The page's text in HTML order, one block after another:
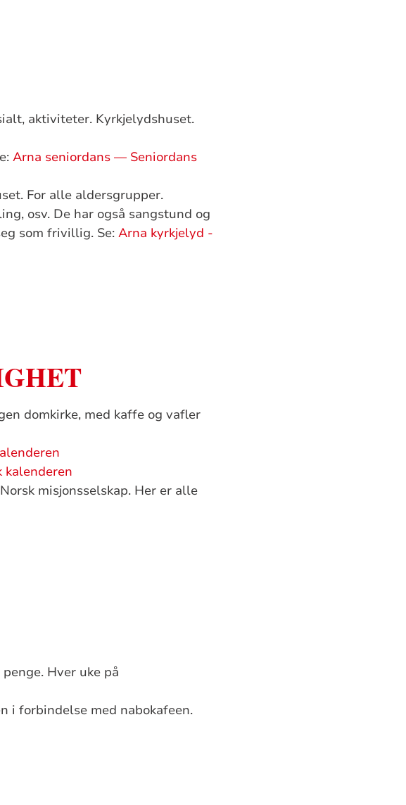
aktiviteter. Kyrkjelydshuset.
Arna seniordans — Seniordans
For alle aldersgrupper.
osv. De har også sangstund og
som frivillig. Se: Arna kyrkjelyd -
domkirke, med kaffe og vafler
kalenderen
misjonsselskap. Her er alle
Hver uke på
i forbindelse med nabokafeen.